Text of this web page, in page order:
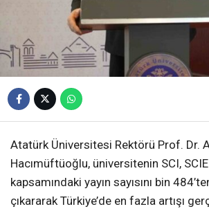
Atatürk Üniversitesi Rektörü Prof. Dr.
Hacımüftüoğlu, üniversitenin SCI,
kapsamındaki yayın sayısını bin
çıkararak Türkiye’de en fazla artışı